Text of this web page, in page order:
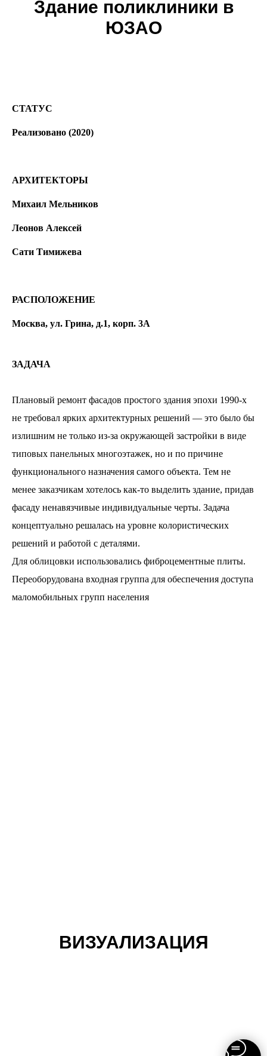
Здание поликлиники в
ЮЗАО
СТАТУС
Реализовано (2020)
АРХИТЕКТОРЫ
Михаил Мельников
Леонов Алексей
Сати Тимижева
РАСПОЛОЖЕНИЕ
Москва, ул. Грина, д.1, корп. 3А
ЗАДАЧА
Плановый ремонт фасадов простого здания эпохи 1990-х
не требовал ярких архитектурных решений — это было бы
излишним не только из-за окружающей застройки в виде
типовых панельных многоэтажек, но и по причине
функционального назначения самого объекта. Тем не
менее заказчикам хотелось как-то выделить здание, придав
фасаду ненавязчивые индивидуальные черты. Задача
концептуально решалась на уровне колористических
решений и работой с деталями.
Для облицовки использовались фиброцементные плиты.
Переоборудована входная группа для обеспечения доступа
маломобильных групп населения
ВИЗУАЛИЗАЦИЯ